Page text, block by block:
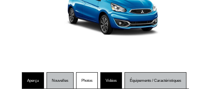
Aperçu Nouvelles Photos Vidéos Équipements / Caractéristiques